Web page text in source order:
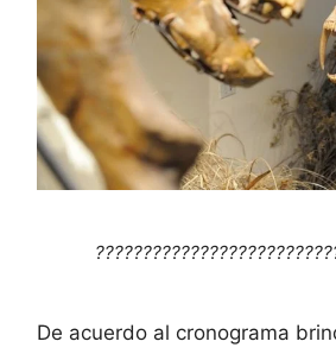
De acuerdo al cronograma